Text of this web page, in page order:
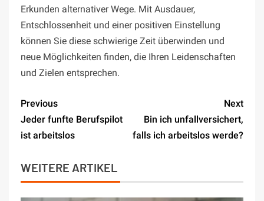
Erkunden alternativer Wege. Mit Ausdauer,
Entschlossenheit und einer positiven Einstellung
können Sie diese schwierige Zeit überwinden und
neue Möglichkeiten finden, die Ihren Leidenschaften
und Zielen entsprechen.
Previous
Jeder funfte Berufspilot
ist arbeitslos
Next
Bin ich unfallversichert,
falls ich arbeitslos werde?
WEITERE ARTIKEL